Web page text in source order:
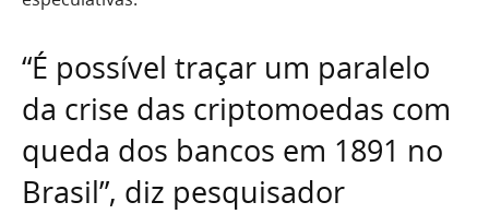
“É possível traçar um paralelo
da crise das criptomoedas com
queda dos bancos em 1891 no
Brasil”, diz pesquisador